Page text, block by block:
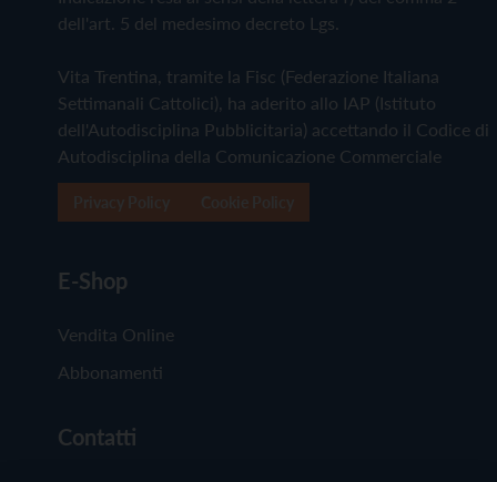
dell'art. 5 del medesimo decreto Lgs.
Vita Trentina, tramite la Fisc (Federazione Italiana
Settimanali Cattolici), ha aderito allo IAP (Istituto
dell'Autodisciplina Pubblicitaria) accettando il Codice di
Autodisciplina della Comunicazione Commerciale
E-Shop
Vendita Online
Abbonamenti
Contatti